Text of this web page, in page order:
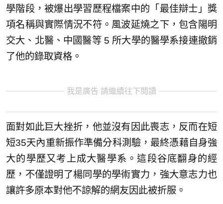
學階段，被爆出學習歷程檔案中的「最佳辯士」獎
項名稱與實際情況不符。風波延燒之下，包含陽明
交大、北醫、中國醫等 5 所大學的醫學系接連撤銷
了他的錄取資格。
我是廣告 請繼續往下閱讀
面對如此巨大挫折，他並沒有因此喪志，反而在短
短35天內重新振作準備分科測驗，最終憑藉自身強
大的學歷又考上成大醫學系。這段谷底翻身的經
歷，不僅證明了楊同學的學術實力，強大意志力也
讓許多原本對他不諒解的網友因此被折服。